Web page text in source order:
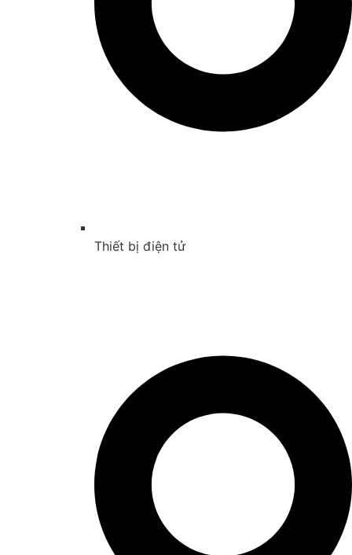
Thiết bị điện tử